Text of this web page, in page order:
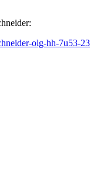
olg-hh-7u53-23